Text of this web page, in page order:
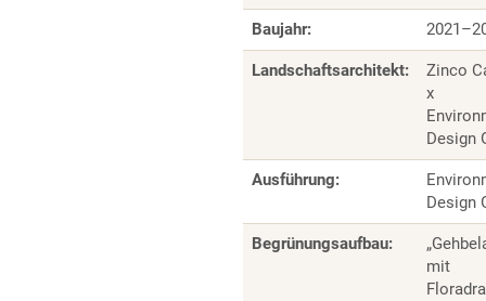
Baujahr:
Landschaftsarchitekt:
Zinco
x
Design
Ausführung:
Design
Begrünungsaufbau:
mit